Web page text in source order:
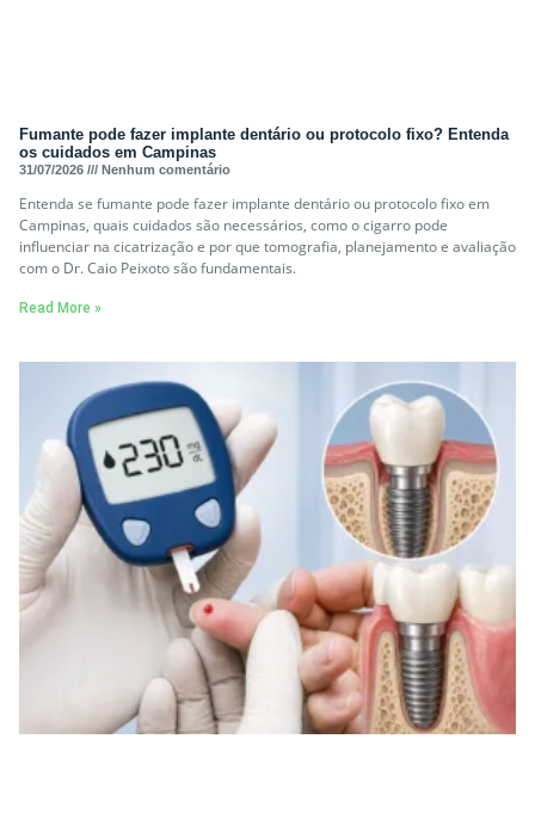
Fumante pode fazer implante dentário ou protocolo fixo? Entenda
os cuidados em Campinas
31/07/2026 Nenhum comentário
Entenda se fumante pode fazer implante dentário ou protocolo fixo em
Campinas, quais cuidados são necessários, como o cigarro pode
influenciar na cicatrização e por que tomografia, planejamento e avaliação
com o Dr. Caio Peixoto são fundamentais.
Read More »